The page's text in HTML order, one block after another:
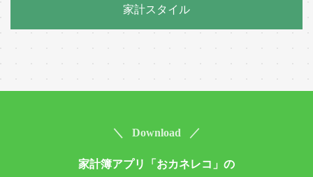
家計スタイル
＼ Download ／
家計簿アプリ「おカネレコ」の